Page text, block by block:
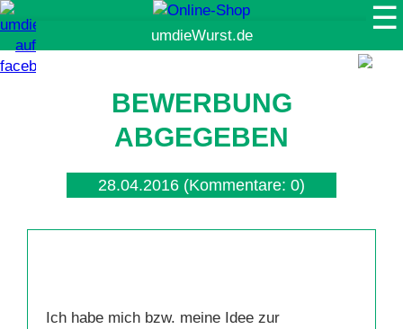
BEWERBUNG
ABGEGEBEN
28.04.2016 (Kommentare: 0)
Ich habe mich bzw. meine Idee zur
☰